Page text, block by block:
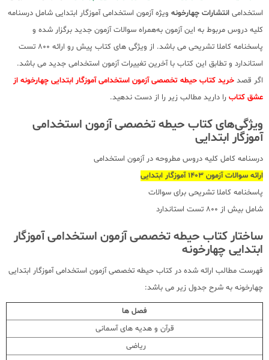
استخدامی انتشارات چهارخونه ویژه آزمون استخدامی آموزگار ابتدایی شامل درسنامه
کلیه دروس مربوط به این آزمون به‌همراه سوالات آزمون جدید برگزار شده و
پاسخنامه کاملا تشریحی می باشد. از ویژگی های کتاب پیش رو ارائه 800 تست
استاندارد و تطابق این کتاب با آخرین تغییرات آزمون استخدامی جدید می باشد.
اگر قصد خرید کتاب حیطه تخصصی آزمون استخدامی آموزگار ابتدایی چهارخونه از
عشق کتاب را دارید مطالب زیر را از دست ندهید.
ویژگی‌های کتاب حیطه تخصصی آزمون استخدامی
آموزگار ابتدایی
درسنامه کامل کلیه دروس مطروحه در آزمون استخدامی
ارائه سوالات آزمون 1403 آموزگار ابتدایی
پاسخنامه کاملا تشریحی برای سوالات
شامل بیش از 800 تست استاندارد
ساختار کتاب حیطه تخصصی آزمون استخدامی آموزگار
ابتدایی چهارخونه
فهرست مطالب ارائه شده در کتاب حیطه تخصصی آزمون استخدامی آموزگار ابتدایی
چهارخونه به شرح جدول زیر می باشد:
فصل ها
قرآن و هدیه های آسمانی
ریاضی